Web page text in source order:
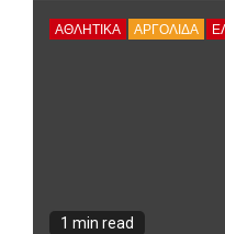
ΑΘΛΗΤΙΚΑ ΑΡΓΟΛΙΔΑ
1 min read